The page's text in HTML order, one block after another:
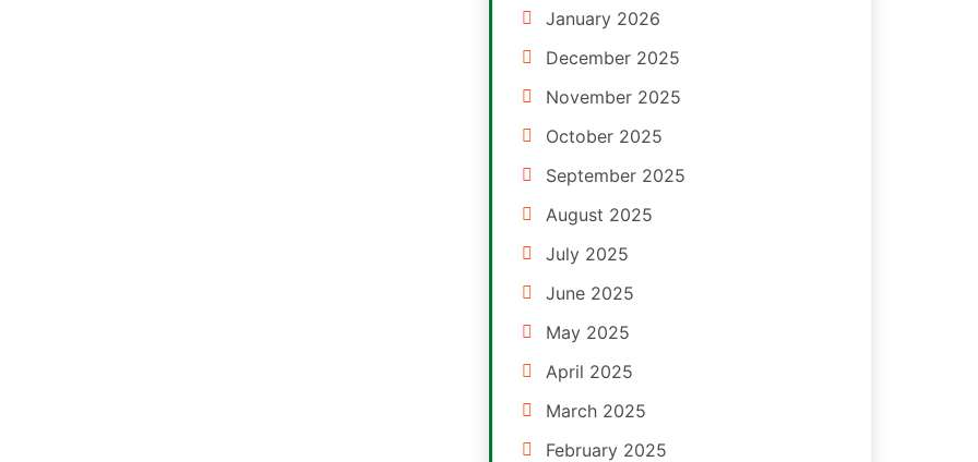
January 2026
December 2025
November 2025
October 2025
September 2025
August 2025
July 2025
June 2025
May 2025
April 2025
March 2025
February 2025